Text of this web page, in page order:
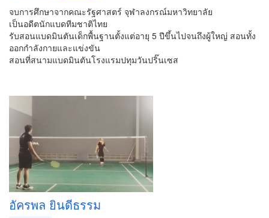
จบการศึกษาจากคณะรัฐศาสตร์ จุฬาลงกรณ์มหาวิทยาลัย
เป็นอดีตนักแบดทีมชาติไทย
รับสอนแบดมินตันเด็กพื้นฐานตั้งแต่อายุ 5 ปีขึ้นไปจนถึงผู้ใหญ่ สอนทั้ง
ออกกำลังกายและแข่งขัน
สอนที่สนามแบดมินตันโรงแรมปทุมวันปริ๊นเซส
อัครพล ยินดีธรรม